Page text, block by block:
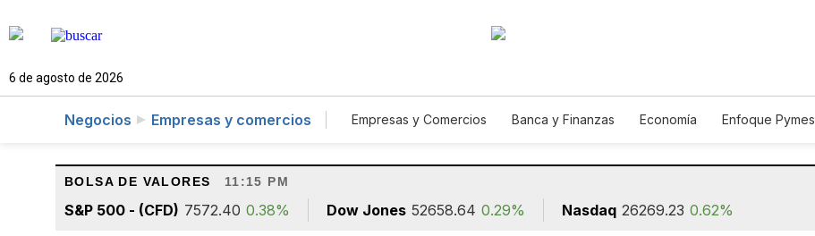
6 de agosto de 2026
Negocios Empresas y comercios Empresas y Comercios Banca y Finanzas Economía Enfoque Pymes
BOLSA DE VALORES 11:15 PM
S&P 500 - (CFD) 7572.40 0.38% Dow Jones 52658.64 0.29% Nasdaq 26269.23 0.62%